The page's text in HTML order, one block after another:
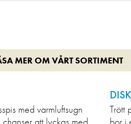
MER OM VÅRT SORTIMENT
med varmluftsugn
Trött